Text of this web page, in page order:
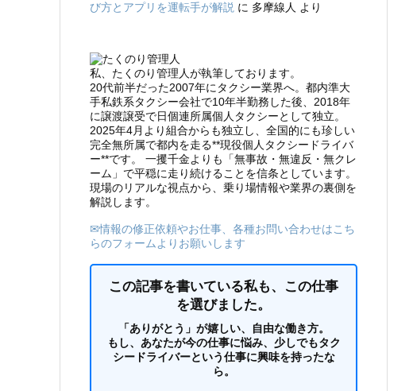
び方とアプリを運転手が解説 に 多摩線人 より
私、たくのり管理人が執筆しております。
20代前半だった2007年にタクシー業界へ。都内準大
手私鉄系タクシー会社で10年半勤務した後、2018年
に譲渡譲受で日個連所属個人タクシーとして独立。
2025年4月より組合からも独立し、全国的にも珍しい
完全無所属で都内を走る**現役個人タクシードライバ
ー**です。 一攫千金よりも「無事故・無違反・無クレ
ーム」で平穏に走り続けることを信条としています。
現場のリアルな視点から、乗り場情報や業界の裏側を
解説します。
✉情報の修正依頼やお仕事、各種お問い合わせはこち
らのフォームよりお願いします
この記事を書いている私も、この仕事
を選びました。
「ありがとう」が嬉しい、自由な働き方。
もし、あなたが今の仕事に悩み、少しでもタク
シードライバーという仕事に興味を持ったな
ら。